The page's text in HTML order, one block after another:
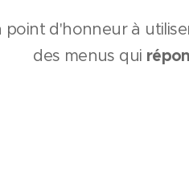
point d'honneur à
des menus qui